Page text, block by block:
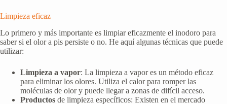
Limpieza eficaz
Lo primero y más importante es limpiar eficazmente el inodoro para
saber si el olor a pis persiste o no. He aquí algunas técnicas que puede
utilizar:
Limpieza a vapor: La limpieza a vapor es un método eficaz
para eliminar los olores. Utiliza el calor para romper las
moléculas de olor y puede llegar a zonas de difícil acceso.
Productos de limpieza específicos: Existen en el mercado